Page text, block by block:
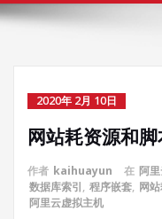
2020年 2月 10日
网站耗资源和
作者 kaihuayun 在 阿
数据库索引, 程序嵌套, 网
阿里云虚拟主机